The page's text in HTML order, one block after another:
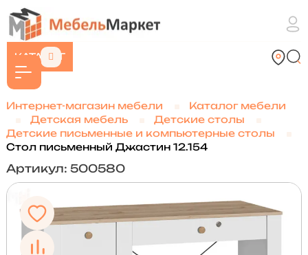
КАТАЛОГ
Интернет-магазин мебели
Каталог мебели
Детская мебель
Детские столы
Детские письменные и компьютерные столы
Стол письменный Джастин 12.154
Артикул: 500580